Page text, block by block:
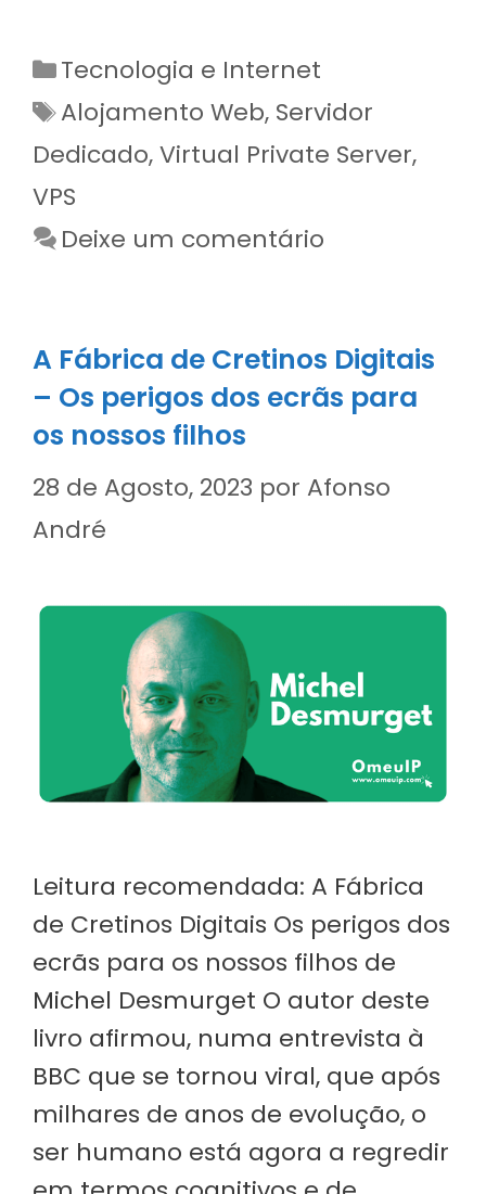
Categorias
Tecnologia e Internet
Etiquetas
Alojamento Web, Servidor
Dedicado,Virtual Private Server,
VPS
Deixe um comentário
A Fábrica de Cretinos Digitais
– Os perigos dos ecrãs para
os nossos filhos
28 de Agosto, 2023 por Afonso
André
Leitura recomendada: A Fábrica
de Cretinos Digitais Os perigos dos
ecrãs para os nossos filhos de
Michel Desmurget O autor deste
livro afirmou, numa entrevista à
BBC que se tornou viral, que após
milhares de anos de evolução, o
ser humano está agora a regredir